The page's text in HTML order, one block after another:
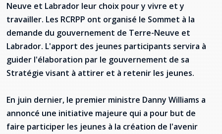
Lois fréquemment consultées
Commission des droits de la personne de
Terre-Neuve-et-Labrador
Acheter un véhicule neuf ou d'occasion ou
louer sur le long terme (leasing) un véhicule
L'Aide juridique à Terre-Neuve-et-
Labrador
Qu'est-ce que l'Aide juridique ?
Bureaux de l'Aide juridique de Terre-Neuve-
et-Labrador
Répertoire des juristes d'expression
française
Santé mentale et dépendances
Société Santé en français (SSF)
Travailler en santé à TNL
Passeport Santé
Répertoire des professionnels de santé
Visages de la santé
Neuve et Labrador leur choix pour y vivre et y
travailler. Les RCRPP ont organisé le Sommet à la
demande du gouvernement de Terre-Neuve et
Labrador. L'apport des jeunes participants servira à
guider l'élaboration par le gouvernement de sa
Stratégie visant à attirer et à retenir les jeunes.
En juin dernier, le premier ministre Danny Williams a
annoncé une initiative majeure qui a pour but de
faire participer les jeunes à la création de l'avenir